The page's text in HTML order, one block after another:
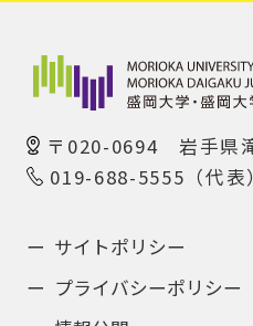
〒020-0694 岩手県
019-688-5555（代表
サイトポリシー
プライバシーポリシー